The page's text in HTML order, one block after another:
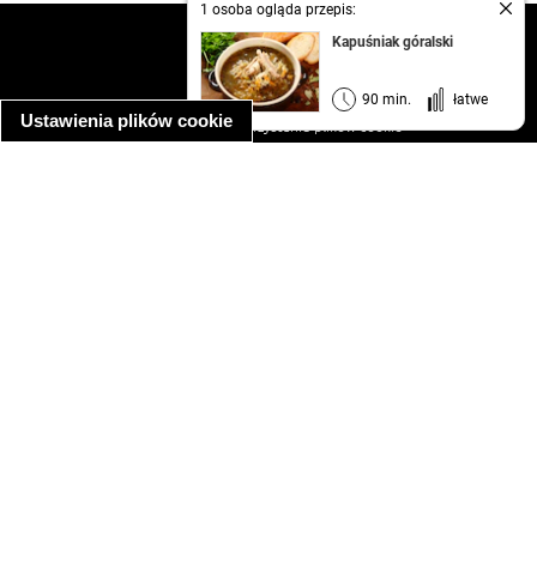
Ustawienia plików cookie
1 osoba ogląda przepis:
Kapuśniak góralski
90 min. łatwe
kontakt
regulamin
informacja o prywatności
informacja o wykorzystaniu plików cookie